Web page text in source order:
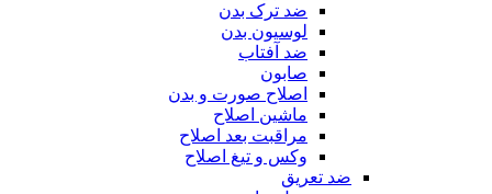
ضد ترک بدن
لوسیون بدن
ضد آفتاب
صابون
اصلاح صورت و بدن
ماشین اصلاح
مراقبت بعد اصلاح
وکس و تیغ اصلاح
ضد تعریق